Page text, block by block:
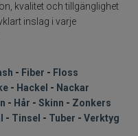
kvalitet och tillgänglighet
inslag i varje
- Fiber - Floss
- Hackel - Nackar
- Hår - Skinn - Zonkers
- Tinsel - Tuber - Verktyg